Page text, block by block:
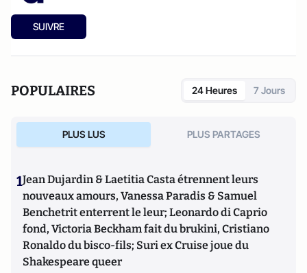
SUIVRE
POPULAIRES 24 Heures 7 Jours
PLUS LUS PLUS PARTAGES
1Jean Dujardin & Laetitia Casta étrennent leurs
nouveaux amours, Vanessa Paradis & Samuel
Benchetrit enterrent le leur; Leonardo di Caprio
fond, Victoria Beckham fait du brukini, Cristiano
Ronaldo du bisco-fils; Suri ex Cruise joue du
Shakespeare queer